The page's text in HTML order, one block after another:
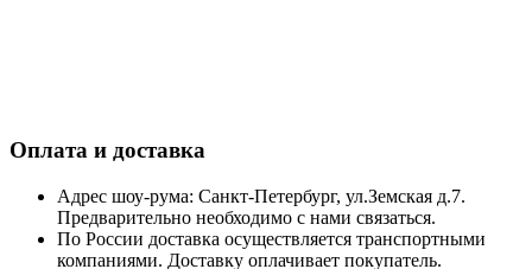
Оплата и доставка
Адрес шоу-рума: Санкт-Петербург, ул.Земская д.7.
Предварительно необходимо с нами связаться.
По России доставка осуществляется транспортными
компаниями. Доставку оплачивает покупатель.